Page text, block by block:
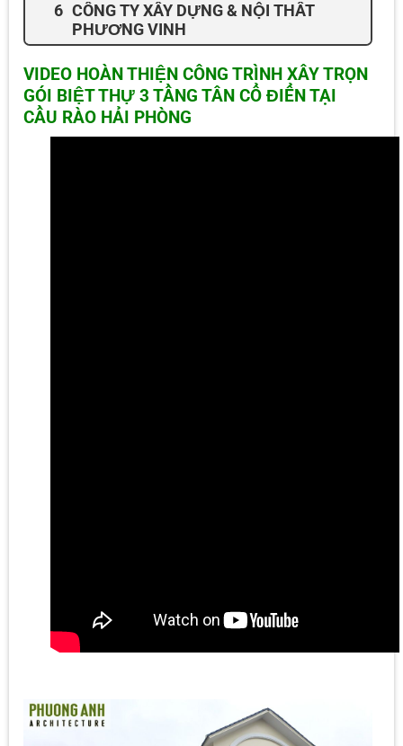
CÔNG TY XÂY DỰNG & NỘI THẤT
PHƯƠNG VINH
VIDEO HOÀN THIỆN CÔNG TRÌNH XÂY TRỌN
GÓI BIỆT THỰ 3 TẦNG TÂN CỔ ĐIỂN TẠI
CẦU RÀO HẢI PHÒNG